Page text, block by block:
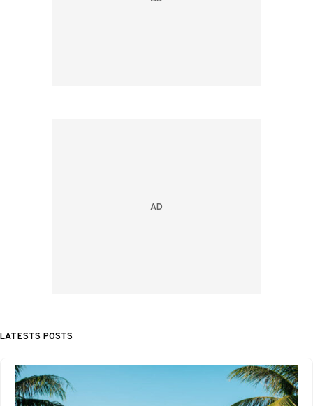
LATESTS POSTS